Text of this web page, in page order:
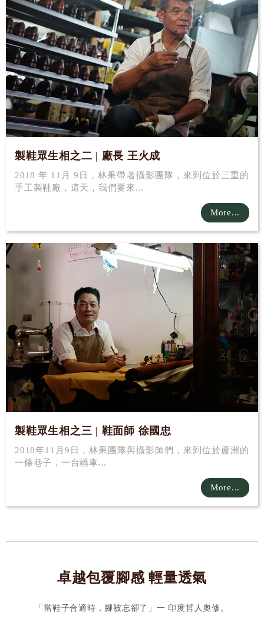
製鞋眾生相之二 | 廠長 王火成
2018 年 11月 9日，林果帶著攝影團隊，來到位於三重的
手工製鞋廠，這天，我們要來...
More...
製鞋眾生相之三 | 鞋面師 徐國忠
2018年11月9日，林果團隊與攝影師們，來到位於蘆洲的
一條巷子，一台轎車...
More...
卓越包覆腳感 輕量透氣
「當鞋子合適時，腳被忘卻了」一 印度哲人奧修。